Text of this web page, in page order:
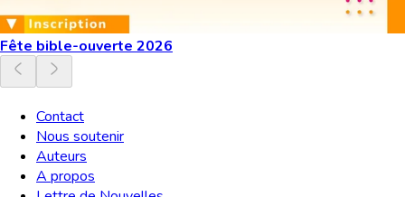
Fête bible-ouverte 2026
Contact
Nous soutenir
Auteurs
A propos